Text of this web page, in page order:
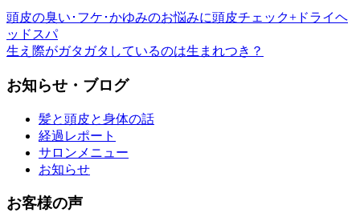
頭皮の臭い･フケ･かゆみのお悩みに頭皮チェック+ドライヘ
ッドスパ
生え際がガタガタしているのは生まれつき？
お知らせ・ブログ
髪と頭皮と身体の話
経過レポート
サロンメニュー
お知らせ
お客様の声